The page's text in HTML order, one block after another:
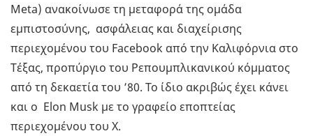
Meta) ανακοίνωσε τη μεταφορά της ομάδα
εμπιστοσύνης, ασφάλειας και διαχείρισης
περιεχομένου του Facebook από την Καλιφόρνια στο
Τέξας, προπύργιο του Ρεπουμπλικανικού κόμματος
από τη δεκαετία του ’80. Το ίδιο ακριβώς έχει κάνει
και ο Elon Musk με το γραφείο εποπτείας
περιεχομένου του Χ.